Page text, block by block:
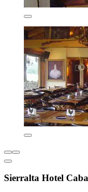
Sierralta Hotel